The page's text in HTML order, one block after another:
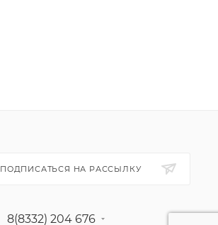
ПОДПИСАТЬСЯ НА РАССЫЛКУ
8(8332) 204 676